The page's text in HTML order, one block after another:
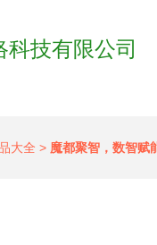
技有限公司
大全 > 魔都聚智，数智赋